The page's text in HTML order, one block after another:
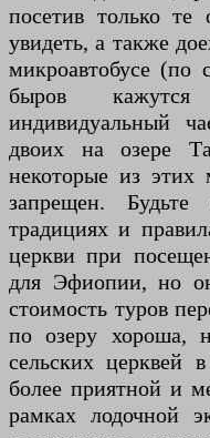
посетив только те
увидеть, а также
микроавтобусе (по
быров
индивидуальный
двоих на озере
некоторые из
запрещен.
традициях и
церкви при
для Эфиопии, но
стоимость туров
по озеру хороша,
сельских церквей
более приятной и
рамках лодочной